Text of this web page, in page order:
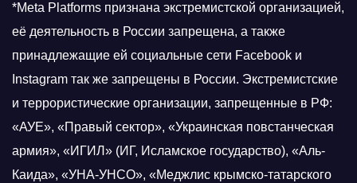
*Meta Platforms признана экстремистской организацией,
её деятельность в России запрещена, а также
принадлежащие ей социальные сети Facebook и
Instagram так же запрещены в России. Экстремистские
и террористические организации, запрещенные в РФ:
«АУЕ», «Правый сектор», «Украинская повстанческая
армия», «ИГИЛ» (ИГ, Исламское государство), «Аль-
Каида», «УНА-УНСО», «Меджлис крымско-татарского